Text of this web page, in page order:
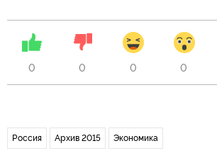
0 0 0 0
Россия Архив 2015 Экономика